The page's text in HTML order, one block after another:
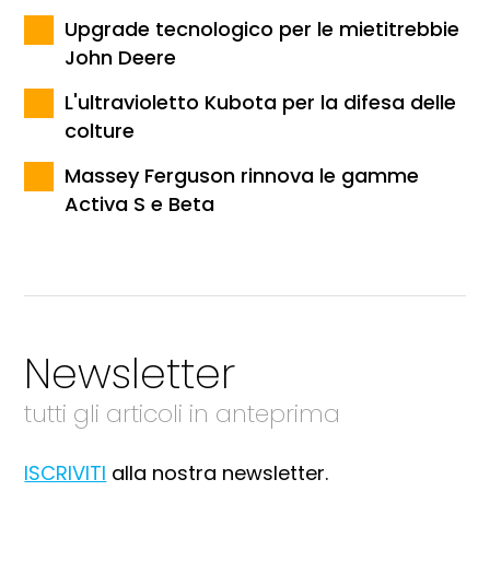
Upgrade tecnologico per le mietitrebbie
John Deere
L'ultravioletto Kubota per la difesa delle
colture
Massey Ferguson rinnova le gamme
Activa S e Beta
Newsletter
tutti gli articoli in anteprima
ISCRIVITI alla nostra newsletter.